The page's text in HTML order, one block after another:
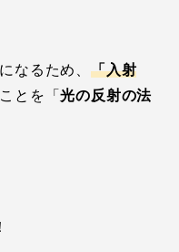
なるため、 「入射
とを「光の反射の法